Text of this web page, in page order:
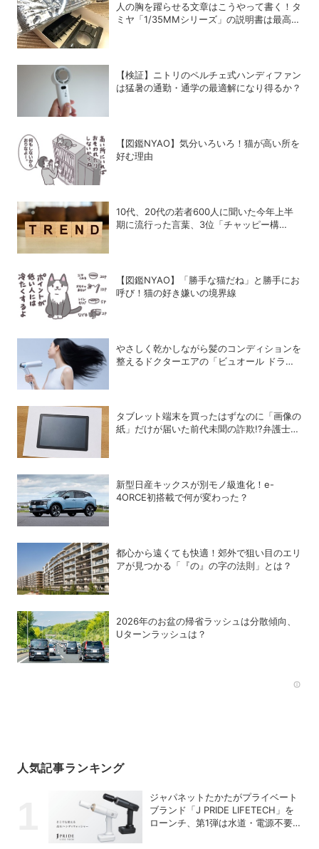
人の胸を躍らせる文章はこうやって書く！タ
ミヤ「1/35MMシリーズ」の説明書は最高の
【検証】ニトリのペルチェ式ハンディファン
は猛暑の通勤・通学の最適解になり得るか？
【図鑑NYAO】気分いろいろ！猫が高い所を
好む理由
10代、20代の若者600人に聞いた今年上半
期に流行った言葉、3位「チャッピー構
【図鑑NYAO】「勝手な猫だね」と勝手にお
呼び！猫の好き嫌いの境界線
やさしく乾かしながら髪のコンディションを
整えるドクターエアの「ビュオール ドライ
タブレット端末を買ったはずなのに「画像の
紙」だけが届いた前代未聞の詐欺!?弁護士が
新型日産キックスが別モノ級進化！e-
4ORCE初搭載で何が変わった？
都心から遠くても快適！郊外で狙い目のエリ
アが見つかる「『の』の字の法則」とは？
2026年のお盆の帰省ラッシュは分散傾向、
Uターンラッシュは？
人気記事ランキング
ジャパネットたかたがプライベート
ブランド「J PRIDE LIFETECH」を
ローンチ、第1弾は水道・電源不要